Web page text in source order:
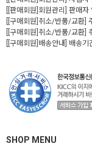
[[판매회원]회원관리] 판매
[[구매회원]취소/반품/교환]
[[구매회원]취소/반품/교환]
[[구매회원]배송안내] 배송
SHOP MENU